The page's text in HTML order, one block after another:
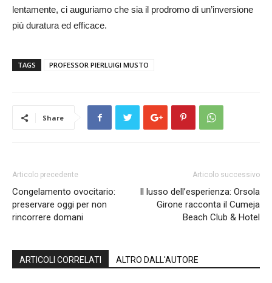
lentamente, ci auguriamo che sia il prodromo di un’inversione
più duratura ed efficace.
TAGS PROFESSOR PIERLUIGI MUSTO
Share
Articolo precedente
Congelamento ovocitario:
preservare oggi per non
rincorrere domani
Articolo successivo
Il lusso dell’esperienza: Orsola
Girone racconta il Cumeja
Beach Club & Hotel
ARTICOLI CORRELATI ALTRO DALL'AUTORE